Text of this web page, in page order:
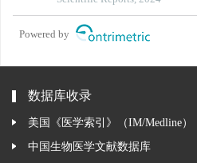
Powered by
数据库收录
美国《医学索引》（IM/Medline）
中国生物医学文献数据库